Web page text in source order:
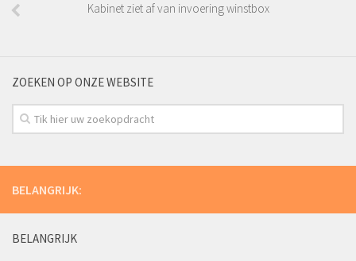
Kabinet ziet af van invoering winstbox
ZOEKEN OP ONZE WEBSITE
BELANGRIJK:
BELANGRIJK